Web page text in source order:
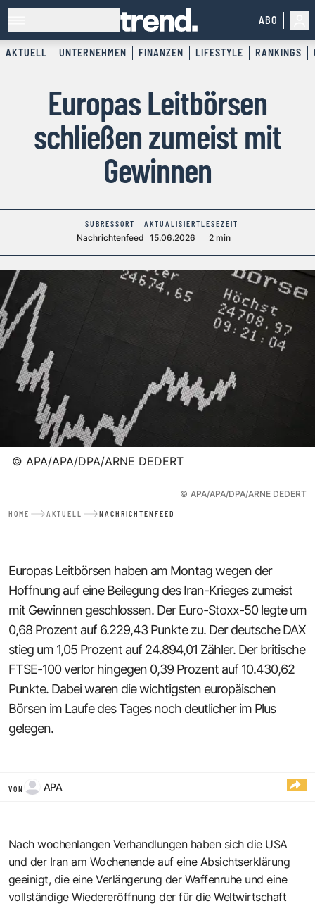
ABO
AKTUELL UNTERNEHMEN FINANZEN LIFESTYLE RANKINGS
Europas Leitbörsen
schließen zumeist mit
Gewinnen
SUBRESSORT
Nachrichtenfeed
AKTUALISIERT
15.06.2026
LESEZEIT
2 min
© APA/APA/DPA/ARNE DEDERT
© APA/APA/DPA/ARNE DEDERT
HOME AKTUELL NACHRICHTENFEED
Europas Leitbörsen haben am Montag wegen der
Hoffnung auf eine Beilegung des Iran-Krieges zumeist
mit Gewinnen geschlossen. Der Euro-Stoxx-50 legte um
0,68 Prozent auf 6.229,43 Punkte zu. Der deutsche DAX
stieg um 1,05 Prozent auf 24.894,01 Zähler. Der britische
FTSE-100 verlor hingegen 0,39 Prozent auf 10.430,62
Punkte. Dabei waren die wichtigsten europäischen
Börsen im Laufe des Tages noch deutlicher im Plus
gelegen.
VON APA
Nach wochenlangen Verhandlungen haben sich die USA
und der Iran am Wochenende auf eine Absichtserklärung
geeinigt, die eine Verlängerung der Waffenruhe und eine
vollständige Wiedereröffnung der für die Weltwirtschaft